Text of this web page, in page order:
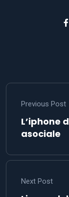
Previous Post
L’iphone
asociale
Next Post